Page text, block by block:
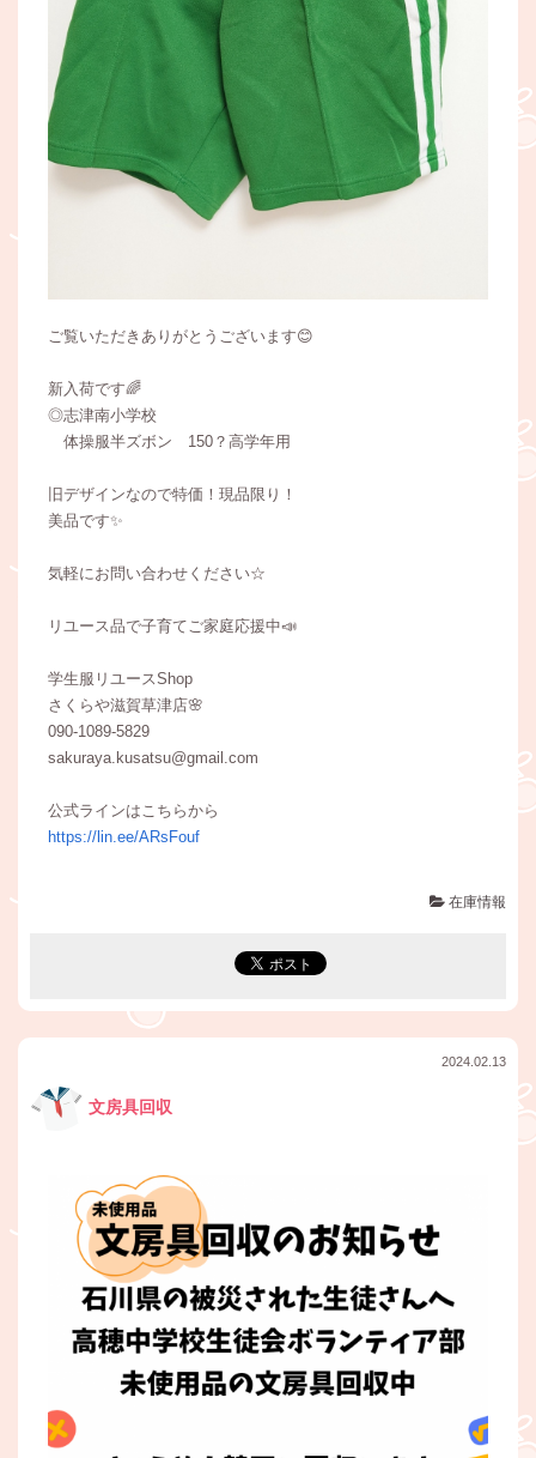
ご覧いただきありがとうございます😊
新入荷です🌈
◎志津南小学校
体操服半ズボン 150？高学年用
旧デザインなので特価！現品限り！
美品です✨
気軽にお問い合わせください☆
リユース品で子育てご家庭応援中📣
学生服リユースShop
さくらや滋賀草津店🌸
090-1089-5829
sakuraya.kusatsu@gmail.com
公式ラインはこちらから
https://lin.ee/ARsFouf
在庫情報
2024.02.13
文房具回収